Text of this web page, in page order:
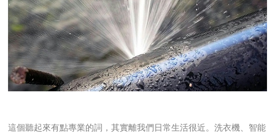
這個聽起來有點專業的詞，其實離我們日常生活很近。洗衣機、智能